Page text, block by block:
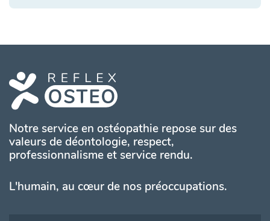
Notre service en ostéopathie repose sur des
valeurs de déontologie, respect,
professionnalisme et service rendu.
L'humain, au cœur de nos préoccupations.